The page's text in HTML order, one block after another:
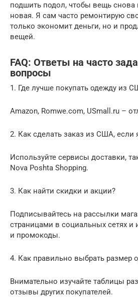
подшить подол, чтобы вещь снова
новая. Я сам часто ремонтирую
только экономит деньги, но и
вещей.
FAQ: Ответы на часто
вопросы
1. Где лучше покупать одежду из
Amazon, Romwe.com, USmall.ru –
2. Как сделать заказ из США, если
Используйте сервисы доставки,
Nova Poshta Shopping.
3. Как найти скидки и акции?
Подписывайтесь на рассылки
страницами в социальных сетях и
и промокоды.
4. Как правильно выбрать размер
Внимательно изучайте таблицы
отзывы других покупателей.